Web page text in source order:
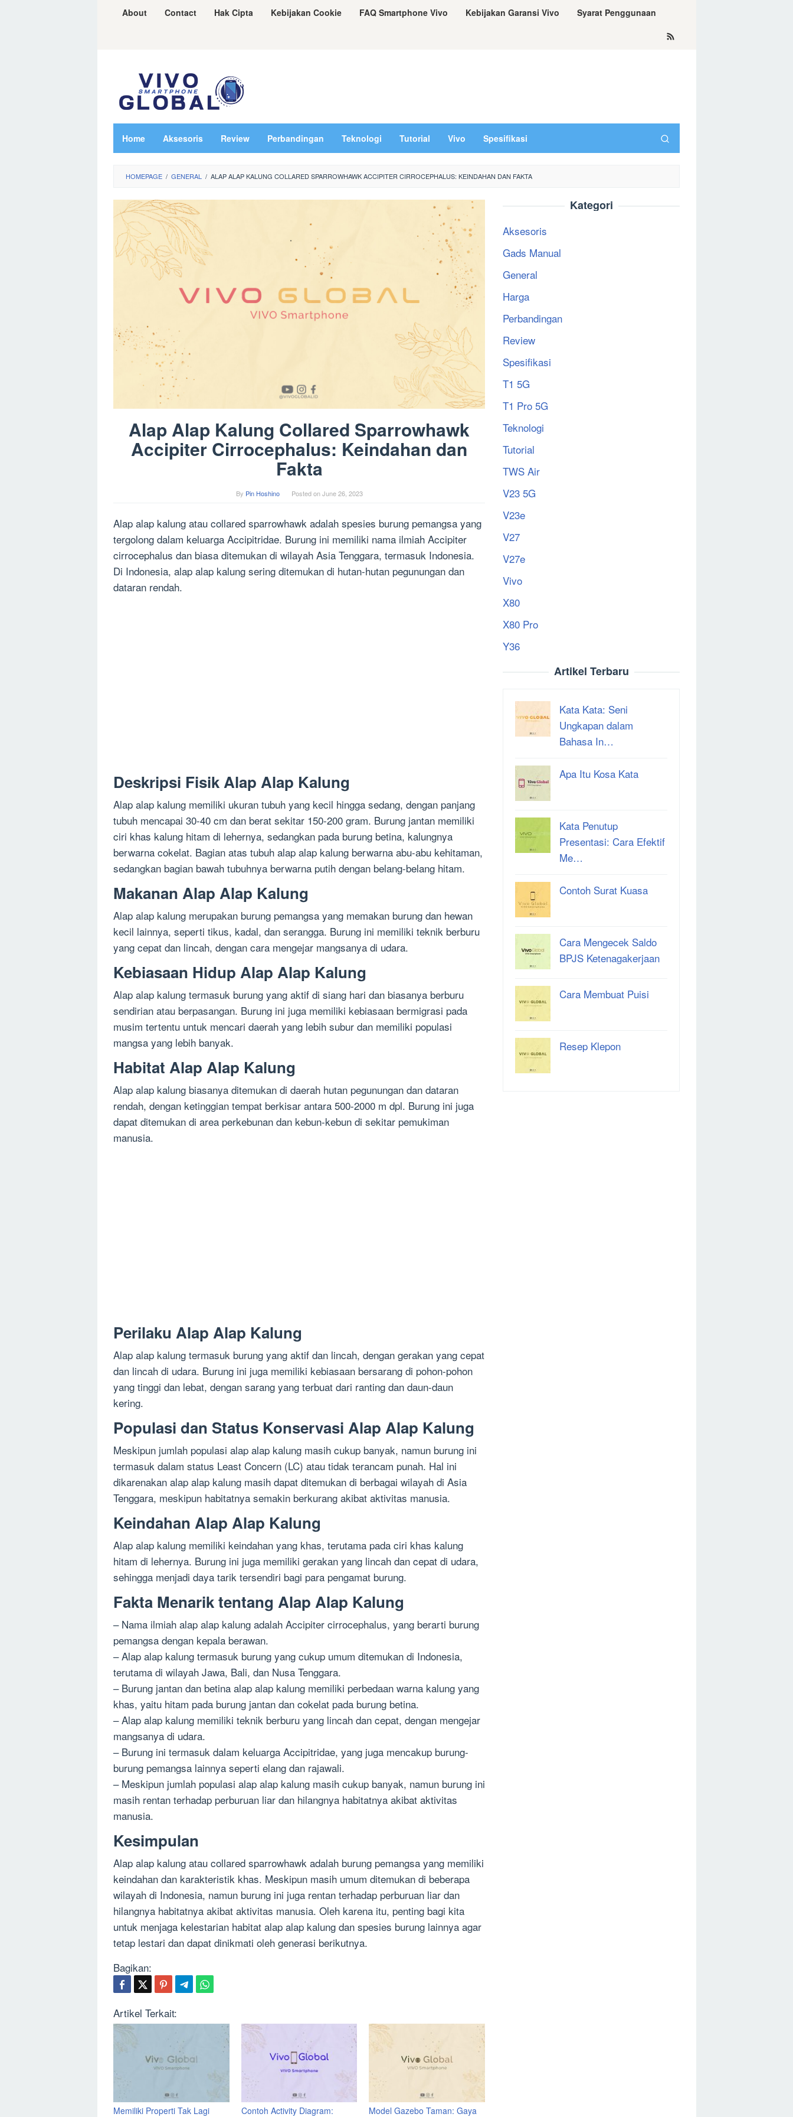
About Contact Hak Cipta Kebijakan Cookie FAQ Smartphone Vivo Kebijakan Garansi Vivo Syarat Penggunaan
Home Aksesoris Review Perbandingan Teknologi Tutorial Vivo Spesifikasi
HOMEPAGE / GENERAL / ALAP ALAP KALUNG COLLARED SPARROWHAWK ACCIPITER CIRROCEPHALUS: KEINDAHAN DAN FAKTA
Alap Alap Kalung Collared Sparrowhawk
Accipiter Cirrocephalus: Keindahan dan
Fakta
By Pin Hoshino Posted onJune 26, 2023
Alap alap kalung atau collared sparrowhawk adalah spesies burung pemangsa yang
tergolong dalam keluarga Accipitridae. Burung ini memiliki nama ilmiah Accipiter
cirrocephalus dan biasa ditemukan di wilayah Asia Tenggara, termasuk Indonesia.
Di Indonesia, alap alap kalung sering ditemukan di hutan-hutan pegunungan dan
dataran rendah.
Deskripsi Fisik Alap Alap Kalung
Alap alap kalung memiliki ukuran tubuh yang kecil hingga sedang, dengan panjang
tubuh mencapai 30-40 cm dan berat sekitar 150-200 gram. Burung jantan memiliki
ciri khas kalung hitam di lehernya, sedangkan pada burung betina, kalungnya
berwarna cokelat. Bagian atas tubuh alap alap kalung berwarna abu-abu kehitaman,
sedangkan bagian bawah tubuhnya berwarna putih dengan belang-belang hitam.
Makanan Alap Alap Kalung
Alap alap kalung merupakan burung pemangsa yang memakan burung dan hewan
kecil lainnya, seperti tikus, kadal, dan serangga. Burung ini memiliki teknik berburu
yang cepat dan lincah, dengan cara mengejar mangsanya di udara.
Kebiasaan Hidup Alap Alap Kalung
Alap alap kalung termasuk burung yang aktif di siang hari dan biasanya berburu
sendirian atau berpasangan. Burung ini juga memiliki kebiasaan bermigrasi pada
musim tertentu untuk mencari daerah yang lebih subur dan memiliki populasi
mangsa yang lebih banyak.
Habitat Alap Alap Kalung
Alap alap kalung biasanya ditemukan di daerah hutan pegunungan dan dataran
rendah, dengan ketinggian tempat berkisar antara 500-2000 m dpl. Burung ini juga
dapat ditemukan di area perkebunan dan kebun-kebun di sekitar pemukiman
manusia.
Perilaku Alap Alap Kalung
Alap alap kalung termasuk burung yang aktif dan lincah, dengan gerakan yang cepat
dan lincah di udara. Burung ini juga memiliki kebiasaan bersarang di pohon-pohon
yang tinggi dan lebat, dengan sarang yang terbuat dari ranting dan daun-daun
kering.
Populasi dan Status Konservasi Alap Alap Kalung
Meskipun jumlah populasi alap alap kalung masih cukup banyak, namun burung ini
termasuk dalam status Least Concern (LC) atau tidak terancam punah. Hal ini
dikarenakan alap alap kalung masih dapat ditemukan di berbagai wilayah di Asia
Tenggara, meskipun habitatnya semakin berkurang akibat aktivitas manusia.
Keindahan Alap Alap Kalung
Alap alap kalung memiliki keindahan yang khas, terutama pada ciri khas kalung
hitam di lehernya. Burung ini juga memiliki gerakan yang lincah dan cepat di udara,
sehingga menjadi daya tarik tersendiri bagi para pengamat burung.
Fakta Menarik tentang Alap Alap Kalung
– Nama ilmiah alap alap kalung adalah Accipiter cirrocephalus, yang berarti burung
pemangsa dengan kepala berawan.
– Alap alap kalung termasuk burung yang cukup umum ditemukan di Indonesia,
terutama di wilayah Jawa, Bali, dan Nusa Tenggara.
– Burung jantan dan betina alap alap kalung memiliki perbedaan warna kalung yang
khas, yaitu hitam pada burung jantan dan cokelat pada burung betina.
– Alap alap kalung memiliki teknik berburu yang lincah dan cepat, dengan mengejar
mangsanya di udara.
– Burung ini termasuk dalam keluarga Accipitridae, yang juga mencakup burung-
burung pemangsa lainnya seperti elang dan rajawali.
– Meskipun jumlah populasi alap alap kalung masih cukup banyak, namun burung ini
masih rentan terhadap perburuan liar dan hilangnya habitatnya akibat aktivitas
manusia.
Kesimpulan
Alap alap kalung atau collared sparrowhawk adalah burung pemangsa yang memiliki
keindahan dan karakteristik khas. Meskipun masih umum ditemukan di beberapa
wilayah di Indonesia, namun burung ini juga rentan terhadap perburuan liar dan
hilangnya habitatnya akibat aktivitas manusia. Oleh karena itu, penting bagi kita
untuk menjaga kelestarian habitat alap alap kalung dan spesies burung lainnya agar
tetap lestari dan dapat dinikmati oleh generasi berikutnya.
Bagikan:
Artikel Terkait:
Memiliki Properti Tak Lagi
Contoh Activity Diagram:
Model Gazebo Taman: Gaya
Kategori
Aksesoris
Gads Manual
General
Harga
Perbandingan
Review
Spesifikasi
T1 5G
T1 Pro 5G
Teknologi
Tutorial
TWS Air
V23 5G
V23e
V27
V27e
Vivo
X80
X80 Pro
Y36
Artikel Terbaru
Kata Kata: Seni
Ungkapan dalam
Bahasa In…
Apa Itu Kosa Kata
Kata Penutup
Presentasi: Cara Efektif
Me…
Contoh Surat Kuasa
Cara Mengecek Saldo
BPJS Ketenagakerjaan
Cara Membuat Puisi
Resep Klepon